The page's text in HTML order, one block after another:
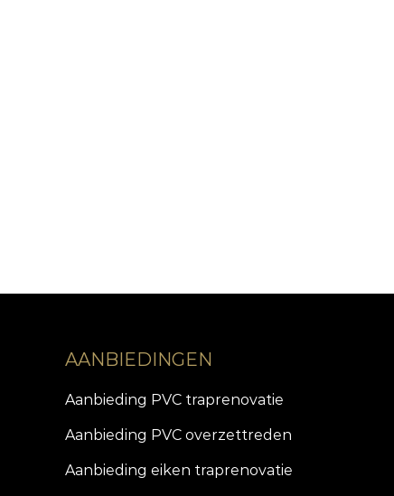
AANBIEDINGEN
Aanbieding PVC traprenovatie
Aanbieding PVC overzettreden
Aanbieding eiken traprenovatie